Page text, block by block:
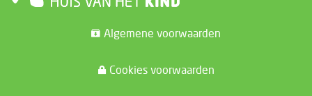
Algemene voorwaarden
Cookies voorwaarden